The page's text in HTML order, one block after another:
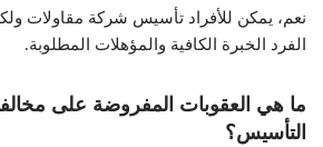
نعم، يمكن للأفراد تأسيس شركة مقاولات
الفرد الخبرة الكافية والمؤهلات المطلوبة.
ما هي العقوبات المفروضة على
التأسيس؟